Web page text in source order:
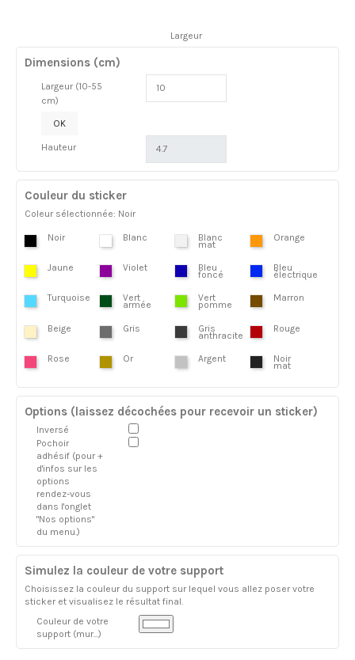
Largeur
Dimensions (cm)
Largeur (10-55
cm)
OK
Hauteur
Couleur du sticker
Coleur sélectionnée: Noir
Noir Blanc Blanc
mat
Orange
Jaune Violet Bleu
foncé
Bleu
électrique
Turquoise Vert
armée
Vert
pomme
Marron
Beige Gris Gris
anthracite
Rouge
Rose Or Argent Noir
mat
Options (laissez décochées pour recevoir un sticker)
Inversé
Pochoir
adhésif (pour +
d'infos sur les
options
rendez-vous
dans l'onglet
"Nos options"
du menu.)
Simulez la couleur de votre support
Choisissez la couleur du support sur lequel vous allez poser votre
sticker et visualisez le résultat final.
Couleur de votre
support (mur...)